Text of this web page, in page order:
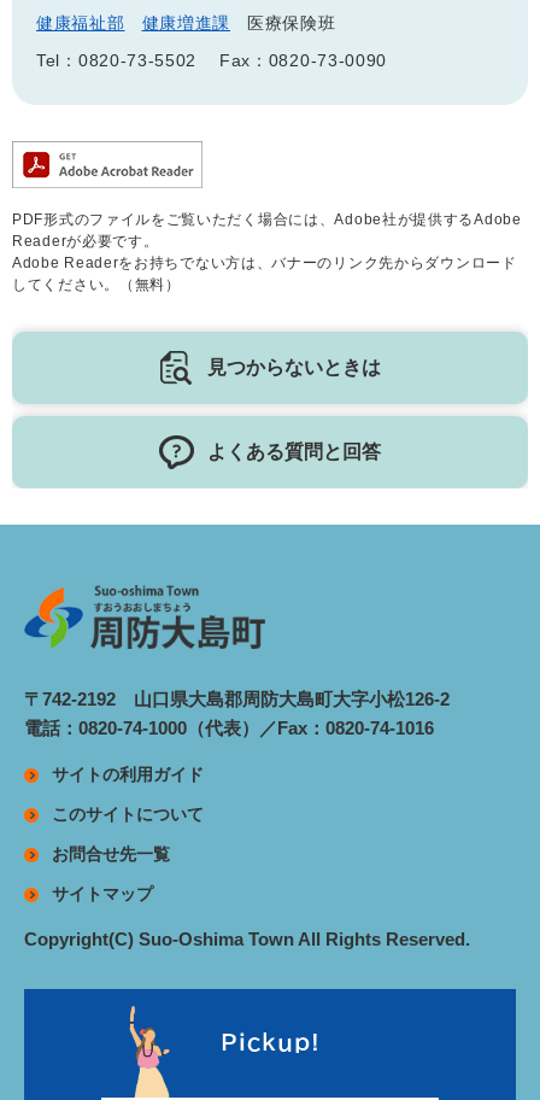
健康福祉部 健康増進課
医療保険班
Tel：0820-73-5502
Fax：0820-73-0090
PDF形式のファイルをご覧いただく場合には、Adobe社が提供するAdobe
Readerが必要です。
Adobe Readerをお持ちでない方は、バナーのリンク先からダウンロード
してください。（無料）
見つからないときは
よくある質問と回答
〒742-2192 山口県大島郡周防大島町大字小松126-2
電話：0820-74-1000（代表）／Fax：0820-74-1016
サイトの利用ガイド
このサイトについて
お問合せ先一覧
サイトマップ
Copyright(C) Suo-Oshima Town All Rights Reserved.